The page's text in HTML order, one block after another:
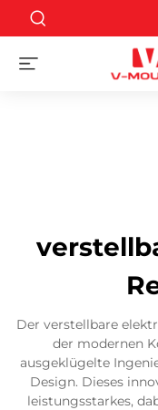
Der verstellbare
der modernen
ausgeklügelte
Design. Dieses
leistungsstarkes,